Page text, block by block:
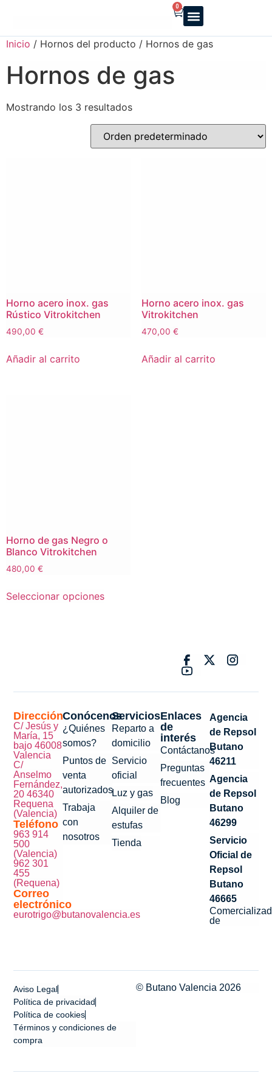
0
Inicio / Hornos del producto / Hornos de gas
Hornos de gas
Mostrando los 3 resultados
Horno acero inox. gas
Rústico Vitrokitchen
490,00 €
Añadir al carrito
Horno acero inox. gas
Vitrokitchen
470,00 €
Añadir al carrito
Horno de gas Negro o
Blanco Vitrokitchen
480,00 €
Seleccionar opciones
Dirección
C/ Jesús y
María, 15
bajo 46008
Valencia
C/
Anselmo
Fernández,
20 46340
Requena
(Valencia)
Teléfono
963 914
500
(Valencia)
962 301
455
(Requena)
Correo
electrónico
eurotrigo@butanovalencia.es
Conócenos
¿Quiénes
somos?
Puntos de
venta
autorizados
Trabaja
con
nosotros
Servicios
Reparto a
domicilio
Servicio
oficial
Luz y gas
Alquiler de
estufas
Tienda
Enlaces
de
interés
Contáctanos
Preguntas
frecuentes
Blog
Agencia
de Repsol
Butano
46211
Agencia
de Repsol
Butano
46299
Servicio
Oficial de
Repsol
Butano
46665
de
Aviso Legal
Política de privacidad
Política de cookies
Términos y condiciones de
compra
© Butano Valencia 2026